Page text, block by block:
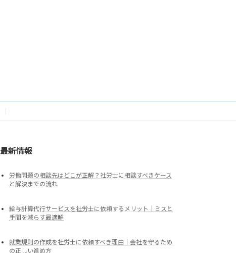
最新情報
労働問題の相談先はどこが正解？社労士に相談すべきケース
と解決までの流れ
給与計算代行サービスを社労士に依頼するメリット｜ミスと
手間を減らす最適解
就業規則の作成を社労士に依頼すべき理由｜会社を守るため
の正しい進め方